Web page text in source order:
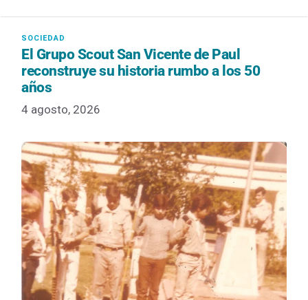
El Grupo Scout San Vicente de Paul
reconstruye su historia rumbo a los 50
años
4 agosto, 2026